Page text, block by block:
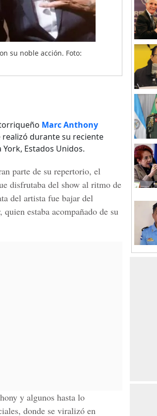
su noble acción. Foto:
Marc Anthony
durante su reciente
Estados Unidos.
parte de su repertorio, el
disfrutaba del show al ritmo de
del artista fue bajar del
estaba acompañado de su
y algunos hasta lo
donde se viralizó en